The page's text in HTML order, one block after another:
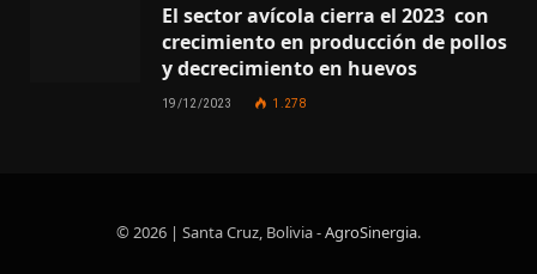
El sector avícola cierra el 2023 con
crecimiento en producción de pollos
y decrecimiento en huevos
19/12/2023 1.278
© 2026 | Santa Cruz, Bolivia -AgroSinergia.